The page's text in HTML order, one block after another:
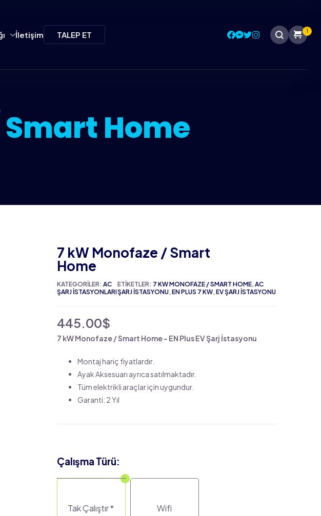
İletişim TALEP ET 1
Home
7 kW Monofaze / Smart
Home
445.00$
7 kW Monofaze / Smart Home – EN Plus EV Şarj İstasyonu
Montaj hariç fiyatlardır.
Ayak Aksesuarı ayrıca satılmaktadır.
Tüm elektrikli araçlar için uygundur.
Garanti: 2 Yıl
Çalışma Türü:
Tak Çalıştır* Wifi
KATEGORILER: AC
ŞARJ İSTASYONLARI
ETIKETLER: 7 KW MONOFAZE / SMART HOME, AC
ŞARJ İSTASYONU, EN PLUS 7 KW, EV ŞARJ İSTASYONU